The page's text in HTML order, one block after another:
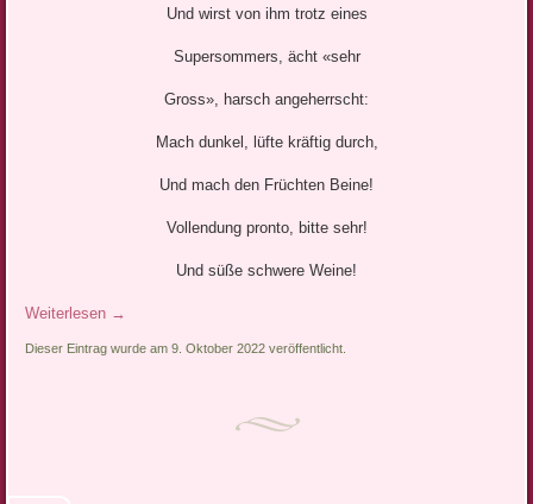
Und wirst von ihm trotz eines
Supersommers, ächt «sehr
Gross», harsch angeherrscht:
Mach dunkel, lüfte kräftig durch,
Und mach den Früchten Beine!
Vollendung pronto, bitte sehr!
Und süße schwere Weine!
Weiterlesen →
Dieser Eintrag wurde am 9. Oktober 2022 veröffentlicht.